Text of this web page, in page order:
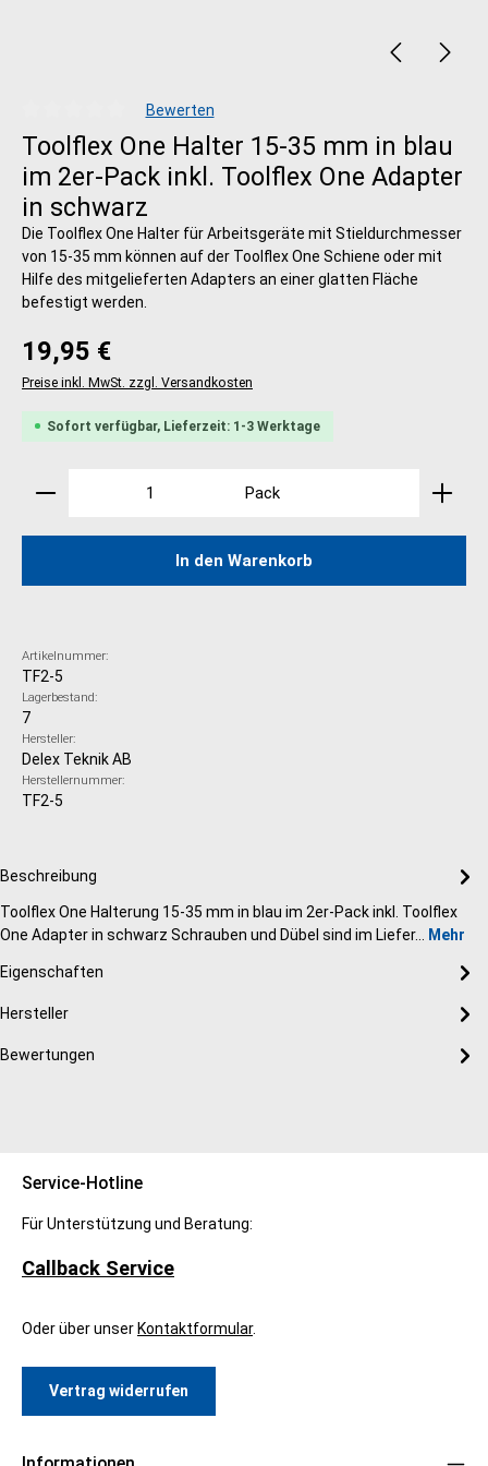
Durchschnittliche Bewertung von 0 von 5 Sternen
Bewerten
Toolflex One Halter 15-35 mm in blau
im 2er-Pack inkl. Toolflex One Adapter
in schwarz
Die Toolflex One Halter für Arbeitsgeräte mit Stieldurchmesser
von 15-35 mm können auf der Toolflex One Schiene oder mit
Hilfe des mitgelieferten Adapters an einer glatten Fläche
befestigt werden.
Regulärer Preis:
19,95 €
Preise inkl. MwSt. zzgl. Versandkosten
Sofort verfügbar, Lieferzeit: 1-3 Werktage
Produkt Anzahl: Gib den gewünschten Wert ein
Pack
In den Warenkorb
Artikelnummer:
TF2-5
Lagerbestand:
7
Hersteller:
Delex Teknik AB
Herstellernummer:
TF2-5
Beschreibung
Toolflex One Halterung 15-35 mm in blau im 2er-Pack inkl. Toolflex
One Adapter in schwarz Schrauben und Dübel sind im Liefer… Mehr
Eigenschaften
Hersteller
Bewertungen
Service-Hotline
Für Unterstützung und Beratung:
Callback Service
Oder über unserKontaktformular.
Vertrag widerrufen